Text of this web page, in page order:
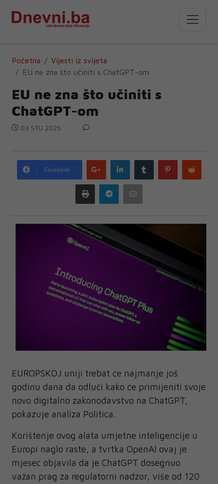
Početna
Vijesti iz svijeta
EU ne zna što učiniti s ChatGPT-om
EU ne zna što učiniti s
ChatGPT-om
03 STU 2025
Facebook
Google
plus
LinkedIn Tumblr Pinterest
Print Telegram
EUROPSKOJ uniji trebat će najmanje još
godinu dana da odluči kako će primijeniti svoje
novo digitalno zakonodavstvo na ChatGPT,
pokazuje analiza Politica.
Korištenje ovog alata umjetne inteligencije u
Europi naglo raste, a tvrtka OpenAI ovaj je
mjesec objavila da je ChatGPT dosegnuo
važan prag za regulatorni nadzor, više od 120